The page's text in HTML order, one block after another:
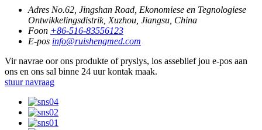
Adres No.62, Jingshan Road, Ekonomiese en Tegnologiese
Ontwikkelingsdistrik, Xuzhou, Jiangsu, China
Foon +86-516-83556123
E-pos info@ruishengmed.com
Vir navrae oor ons produkte of pryslys, los asseblief jou e-pos aan
ons en ons sal binne 24 uur kontak maak.
stuur navraag